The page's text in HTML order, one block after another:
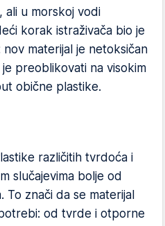
ali u morskoj vodi
korak istraživača bio je
materijal je netoksičan
preoblikovati na visokim
obične plastike.
različitih tvrdoća i
slučajevima bolje od
To znači da se materijal
od tvrde i otporne